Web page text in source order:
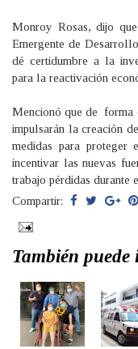
Monroy Rosas, dijo
Emergente de
dé certidumbre a la
para la reactivación
Mencionó que de forma
impulsarán la creación
medidas para proteger
incentivar las nuevas
trabajo pérdidas durante
Compartir:
También puede